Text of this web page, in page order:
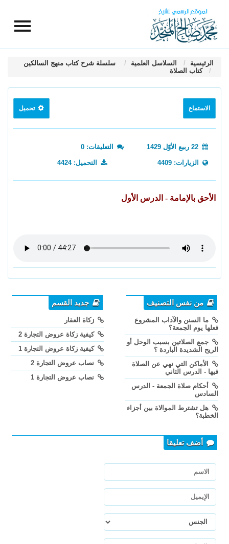
الرئيسية السلاسل العلمية
سلسلة شرح كتاب منهج السالكين
كتاب الصلاة
الاستماع تحميل
التعليقات: 0
الزيارات: 4409 التحميل: 4424
الأحق بالإمامة - الدرس الأول
من نفس التصنيف
ما السنن والآداب المشروع
فعلها يوم الجمعة؟
جمع الصلاتين بسبب الوحل أو
الريح الشديدة الباردة ؟
الأماكن التي نهي عن الصلاة
فيها - الدرس الثاني
أحكام صلاة الجمعة - الدرس
السادس
هل تشترط الموالاة بين أجزاء
الخطبة؟
جديد القسم
زكاة العقار
كيفية زكاة عروض التجارة 2
كيفية زكاة عروض التجارة 1
نصاب عروض التجارة 2
نصاب عروض التجارة 1
أضف تعليقا